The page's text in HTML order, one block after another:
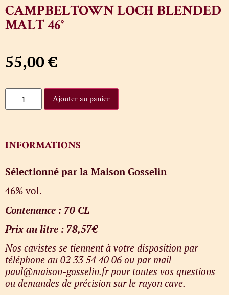
CAMPBELTOWN LOCH BLENDED
MALT 46°
55,00€
Ajouter au panier
INFORMATIONS
Sélectionné par la Maison Gosselin
46% vol.
Contenance : 70 CL
Prix au litre : 78,57€
Nos cavistes se tiennent à votre disposition par
téléphone au 02 33 54 40 06 ou par mail
paul@maison-gosselin.fr pour toutes vos questions
ou demandes de précision sur le rayon cave.